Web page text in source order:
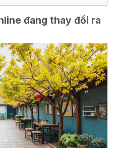
đang thay đổi ra